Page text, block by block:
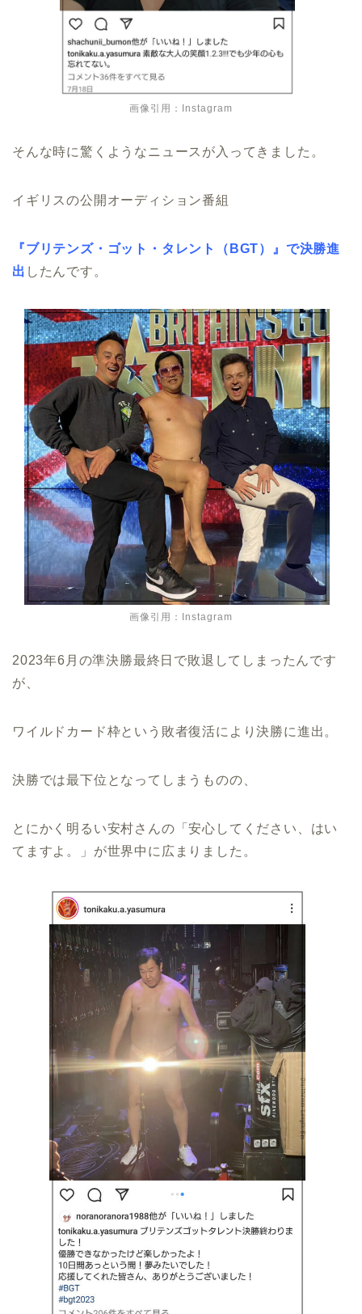
画像引用：Instagram
そんな時に驚くようなニュースが入ってきました。
イギリスの公開オーディション番組
『ブリテンズ・ゴット・タレント（BGT）』で決勝進
出 したんです。
画像引用：Instagram
2023年6月の準決勝最終日で敗退してしまったんです
が、
ワイルドカード枠という敗者復活により決勝に進出。
決勝では最下位となってしまうものの、
とにかく明るい安村さんの「安心してください、はい
てますよ。」が世界中に広まりました。